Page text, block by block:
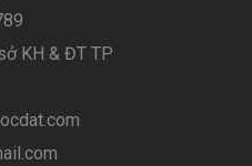
KH & ĐT TP